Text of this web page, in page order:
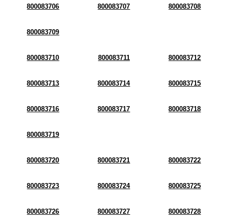
800083706 800083707 800083708
800083709
800083710 800083711 800083712
800083713 800083714 800083715
800083716 800083717 800083718
800083719
800083720 800083721 800083722
800083723 800083724 800083725
800083726 800083727 800083728